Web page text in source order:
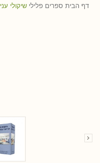
דף הבית ספרים פלילי שיקולי